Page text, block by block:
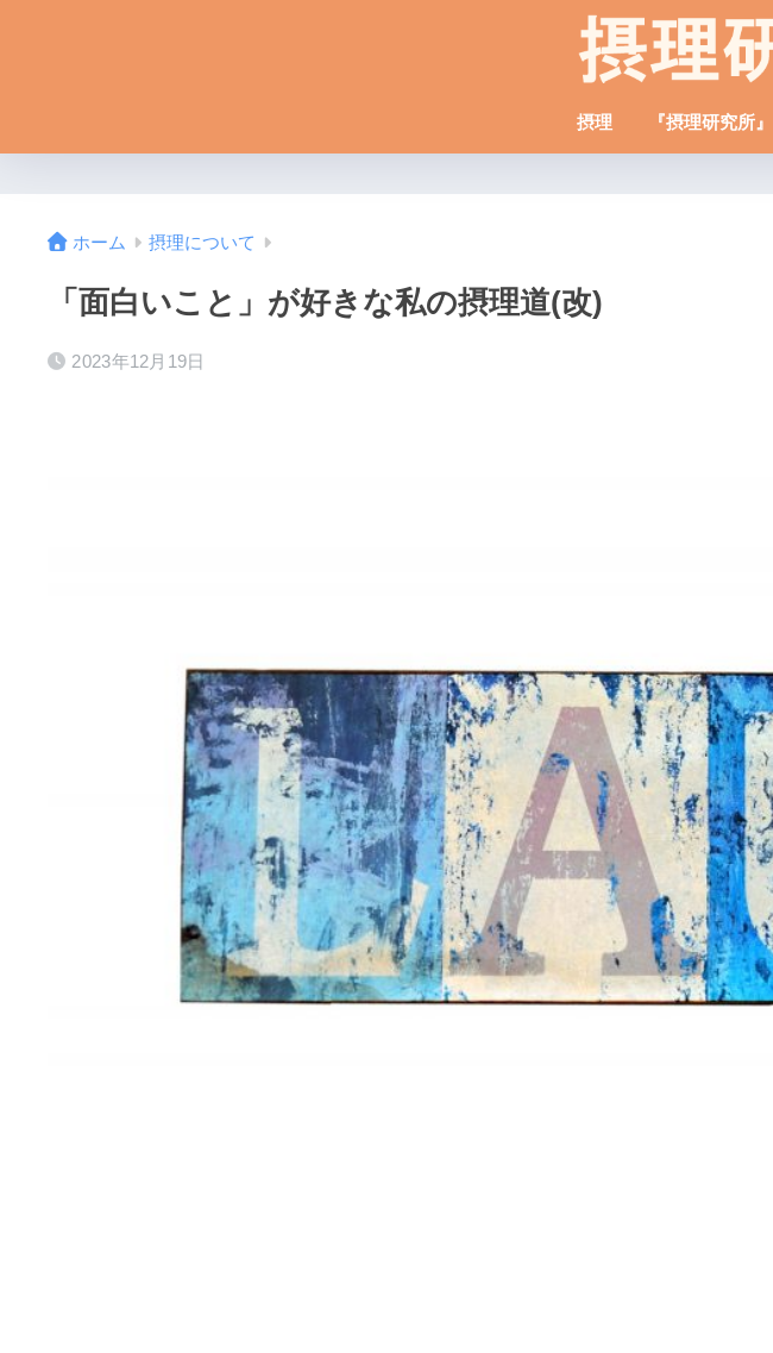
摂理 『摂理研究所
ホーム 摂理について
「面白いこと」が好きな私の摂理道(改)
2023年12月19日